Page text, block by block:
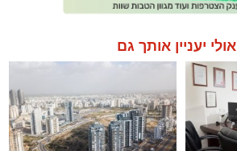
אולי יעניין אותך גם